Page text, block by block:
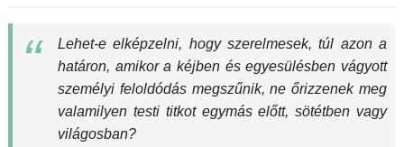
Lehet-e elképzelni, hogy szerelmesek, túl azon a
határon, amikor a kéjben és egyesülésben vágyott
személyi feloldódás megszűnik, ne őrizzenek meg
valamilyen testi titkot egymás előtt, sötétben vagy
világosban?